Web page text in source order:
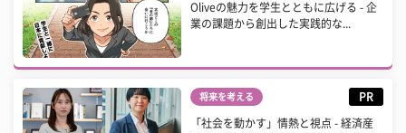
Oliveの魅力を学生とともに広げる - 企
業の課題から創出した実践的な...
将来を考える PR
「社会を動かす」情熱と視点 - 経済産